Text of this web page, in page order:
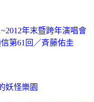
年末暨跨年演唱會
第61回／斉藤佑圭
妖怪樂園